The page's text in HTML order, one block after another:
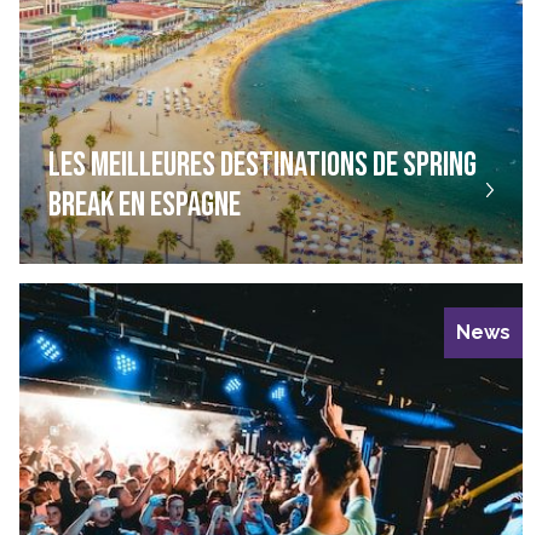
LES MEILLEURES DESTINATIONS DE SPRING
BREAK EN ESPAGNE
News